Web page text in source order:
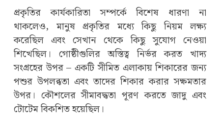
প্রকৃতির কার্যকারিতা সম্পর্কে বিশেষ ধারণা না
থাকলেও, মানুষ প্রকৃতির মধ্যে কিছু নিয়ম লক্ষ্য
করেছিল এবং সেখান থেকে কিছু সুযোগ নেওয়া
শিখেছিল। গোষ্ঠীগুলির অস্তিত্ব নির্ভর করত খাদ্য
সংগ্রহের উপর – একটি সীমিত এলাকায় শিকারের জন্য
পশুর উপলব্ধতা এবং তাদের শিকার করার সক্ষমতার
উপর। কৌশলের সীমাবদ্ধতা পূরণ করতে জাদু এবং
টোটেম বিকশিত হয়েছিল।